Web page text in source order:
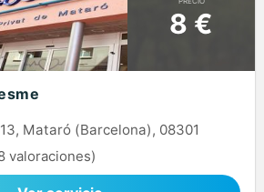
8 €
Mataró (Barcelona), 08301
valoraciones)